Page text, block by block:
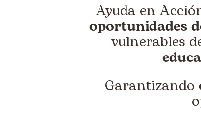
Ayuda en
oportunidades
vulnerables
Garantizando